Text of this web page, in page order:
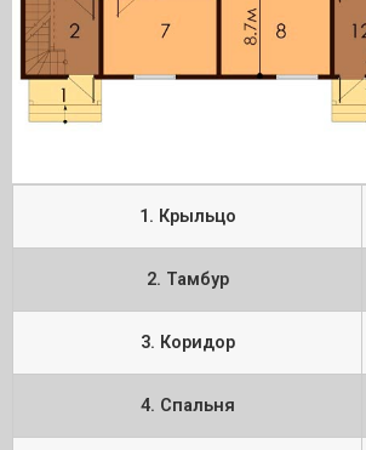
1. Крыльцо
2. Тамбур
3. Коридор
4. Спальня